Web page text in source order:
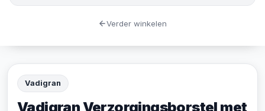
Vadigran
Vadigran Verzorgingsborstel met
Verder winkelen